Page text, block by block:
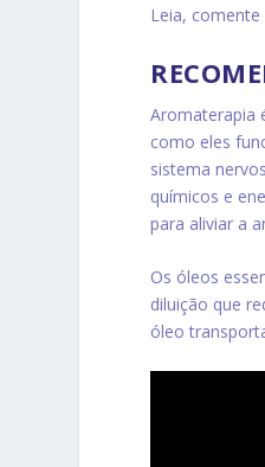
Leia,
Aromaterapia
como eles
sistema
químicos e
para aliviar a
Os óleos
diluição que
óleo